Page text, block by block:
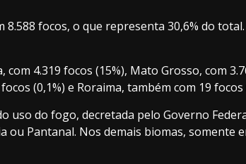
focos, o que representa 30,6% do
4.319 focos (15%), Mato Grosso, com
(0,1%) e Roraima, também com 19 focos
uso do fogo, decretada pelo Governo
Pantanal. Nos demais biomas, somente